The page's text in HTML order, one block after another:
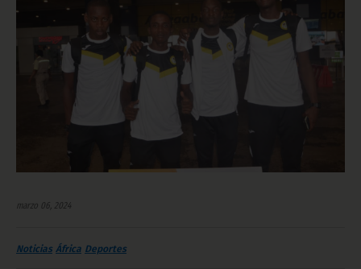
marzo 06, 2024
Noticias África Deportes